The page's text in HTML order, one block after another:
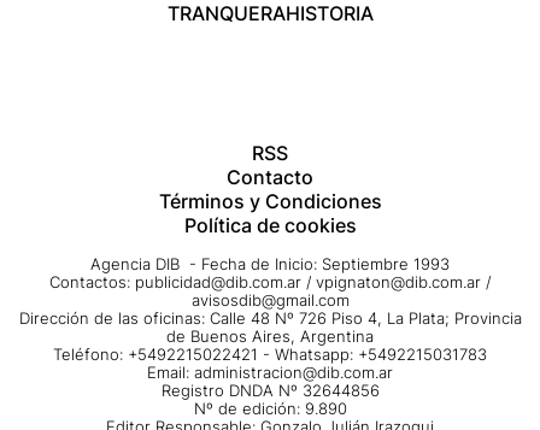
TRANQUERAHISTORIA
RSS
Contacto
Términos y Condiciones
Política de cookies
Agencia DIB - Fecha de Inicio: Septiembre 1993
Contactos: publicidad@dib.com.ar / vpignaton@dib.com.ar /
avisosdib@gmail.com
Dirección de las oficinas: Calle 48 Nº 726 Piso 4, La Plata; Provincia
de Buenos Aires, Argentina
Teléfono: +5492215022421 - Whatsapp: +5492215031783
Email: administracion@dib.com.ar
Registro DNDA Nº 32644856
Nº de edición: 9.890